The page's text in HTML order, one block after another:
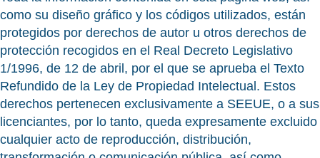
como su diseño gráfico y los códigos utilizados, están
protegidos por derechos de autor u otros derechos de
protección recogidos en el Real Decreto Legislativo
1/1996, de 12 de abril, por el que se aprueba el Texto
Refundido de la Ley de Propiedad Intelectual. Estos
derechos pertenecen exclusivamente a SEEUE, o a sus
licenciantes, por lo tanto, queda expresamente excluido
cualquier acto de reproducción, distribución,